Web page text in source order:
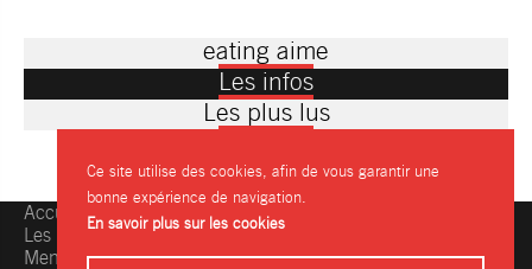
eating aime
Les infos
Les plus lus
Accueil
Les restaurants
Mentions légales
Une question, une info ?
Contactez-nous
Ce site utilise des cookies, afin de vous garantir une
bonne expérience de navigation.
En savoir plus sur les cookies